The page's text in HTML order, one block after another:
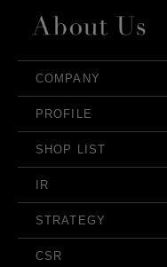
COMPANY
PROFILE
SHOP LIST
IR
STRATEGY
CSR